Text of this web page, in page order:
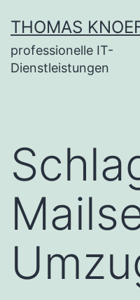
Inhalt
springen
THOMAS
professionelle IT-
Dienstleistungen